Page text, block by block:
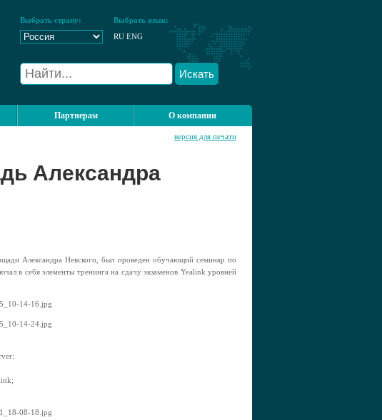
Выбрать страну:
Выбрать язык:
RU ENG
Искать
Партнерам О компании
версия для печати
Александра
Александра Невского, был проведен обучающий семинар по
в себя элементы тренинга на сдачу экзаменов Yealink уровней